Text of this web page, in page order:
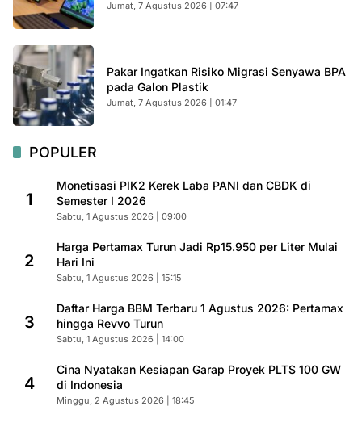
Jumat, 7 Agustus 2026 | 07:47
Pakar Ingatkan Risiko Migrasi Senyawa BPA
pada Galon Plastik
Jumat, 7 Agustus 2026 | 01:47
POPULER
1
Monetisasi PIK2 Kerek Laba PANI dan CBDK di
Semester I 2026
Sabtu, 1 Agustus 2026 | 09:00
2
Harga Pertamax Turun Jadi Rp15.950 per Liter Mulai
Hari Ini
Sabtu, 1 Agustus 2026 | 15:15
3
Daftar Harga BBM Terbaru 1 Agustus 2026: Pertamax
hingga Revvo Turun
Sabtu, 1 Agustus 2026 | 14:00
4
Cina Nyatakan Kesiapan Garap Proyek PLTS 100 GW
di Indonesia
Minggu, 2 Agustus 2026 | 18:45